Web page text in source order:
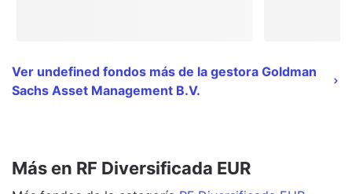
Ver undefined fondos más de la gestora Goldman
Sachs Asset Management B.V.
Más en RF Diversificada EUR